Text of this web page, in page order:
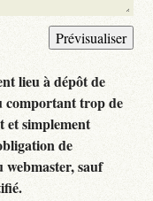
lieu à dépôt de
comportant trop de
et simplement
de
sauf